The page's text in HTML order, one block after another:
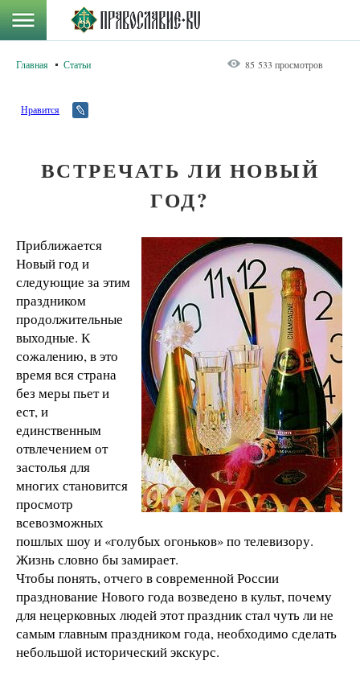
Главная Статьи 85 533 просмотров
Нравится
ВСТРЕЧАТЬ ЛИ НОВЫЙ
ГОД?
Приближается
Новый год и
следующие за этим
праздником
продолжительные
выходные. К
сожалению, в это
время вся страна
без меры пьет и
ест, и
единственным
отвлечением от
застолья для
многих становится
просмотр
всевозможных
пошлых шоу и «голубых огоньков» по телевизору.
Жизнь словно бы замирает.
Чтобы понять, отчего в современной России
празднование Нового года возведено в культ, почему
для нецерковных людей этот праздник стал чуть ли не
самым главным праздником года, необходимо сделать
небольшой исторический экскурс.